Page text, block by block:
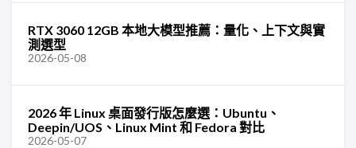
RTX 3060 12GB 本地大模型推薦：量化、上下文與實
測選型
2026-05-08
2026 年 Linux 桌面發行版怎麼選：Ubuntu、
Deepin/UOS、Linux Mint 和 Fedora 對比
2026-05-07